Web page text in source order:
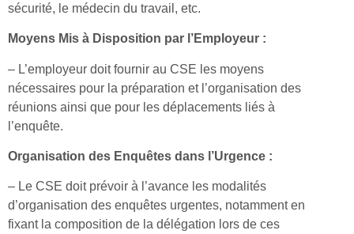
sécurité, le médecin du travail, etc.
Moyens Mis à Disposition par l’Employeur :
– L’employeur doit fournir au CSE les moyens
nécessaires pour la préparation et l’organisation des
réunions ainsi que pour les déplacements liés à
l’enquête.
Organisation des Enquêtes dans l’Urgence :
– Le CSE doit prévoir à l’avance les modalités
d’organisation des enquêtes urgentes, notamment en
fixant la composition de la délégation lors de ces